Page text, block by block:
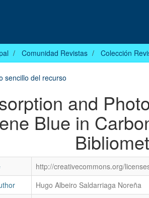
Comunidad Revistas Colección
sencillo del recurso
and
Blue in
http://creativecommons.org/
Hugo Albeiro Saldarriaga Noreña